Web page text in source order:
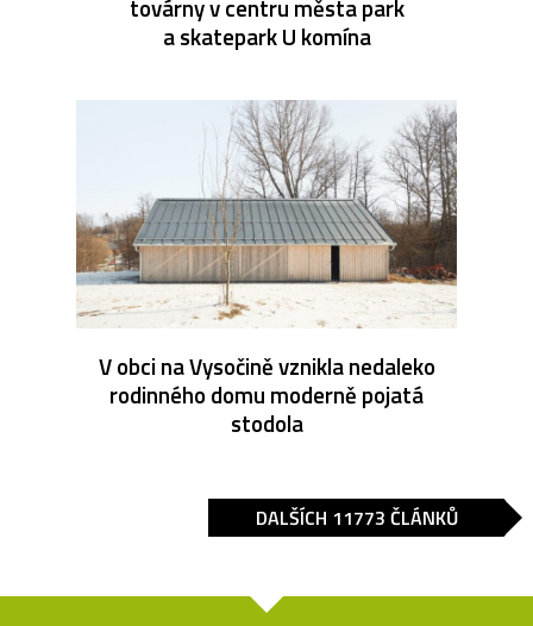
továrny v centru města park
a skatepark U komína
V obci na Vysočině vznikla nedaleko
rodinného domu moderně pojatá
stodola
DALŠÍCH 11773 ČLÁNKŮ